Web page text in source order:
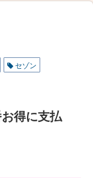
セゾン
得に支払